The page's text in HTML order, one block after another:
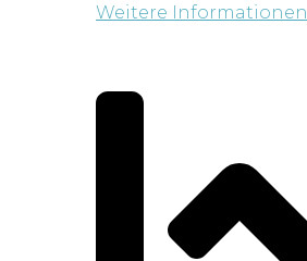
Weitere Informationen